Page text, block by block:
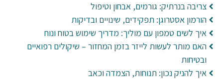
צריבה בנרתיק: גורמים, אבחון וטיפול
הורמון אסטרוגן: תפקידים, שינויים ובדיקות
איך לשים טמפון עם מוליך: מדריך שימוש בטוח ונוח
האם מותר לעשות לייזר בזמן המחזור – שיקולים רפואיים
ובטיחות
איך להניק נכון: תנוחות, הצמדה וכאב